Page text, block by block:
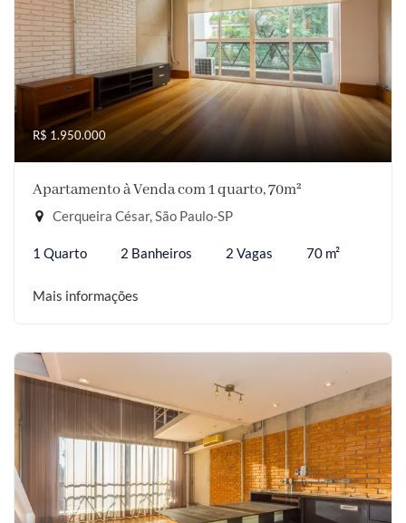
R$ 1.950.000
Apartamento à Venda com 1 quarto, 70m²
Cerqueira César, São Paulo-SP
1 Quarto 2 Banheiros 2 Vagas 70 m²
Mais informações